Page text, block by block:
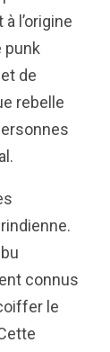
l’origine
punk
de
rebelle
connus
le